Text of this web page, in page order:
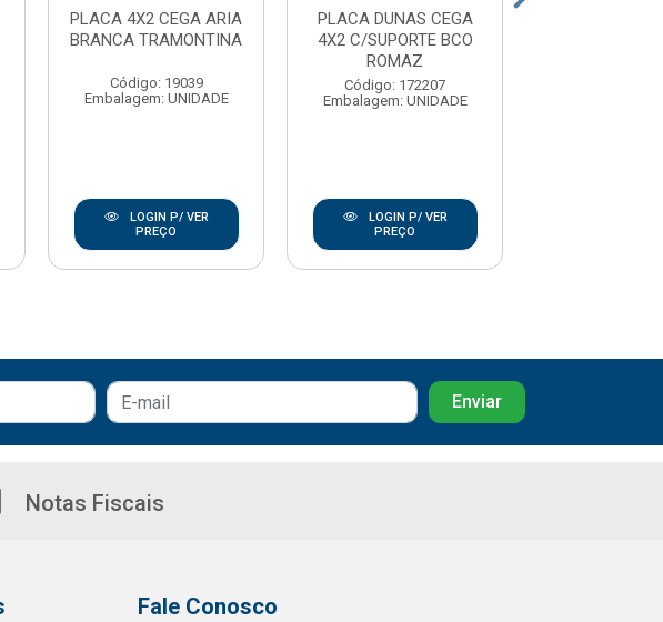
PLACA 4X2 CEGA ARIA
BRANCA TRAMONTINA
Código: 19039
Embalagem: UNIDADE
LOGIN P/ VER
PREÇO
PLACA DUNAS CEGA
4X2 C/SUPORTE BCO
ROMAZ
Código: 172207
Embalagem: UNIDADE
LOGIN P/ VER
PREÇO
Notas Fiscais
Fale Conosco